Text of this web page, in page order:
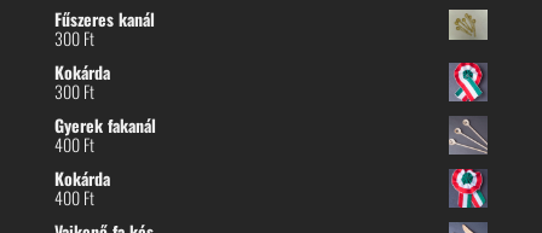
-
Fűszeres kanál
300Ft
Kokárda
300Ft
Gyerek fakanál
400Ft
Kokárda
400Ft